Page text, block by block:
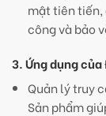
mật tiên tiến,
công và bảo
3. Ứng dụng
Quản lý truy
Sản phẩm